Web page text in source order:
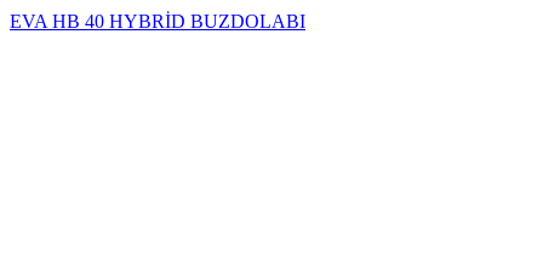
EVA HB 40 HYBRİD BUZDOLABI